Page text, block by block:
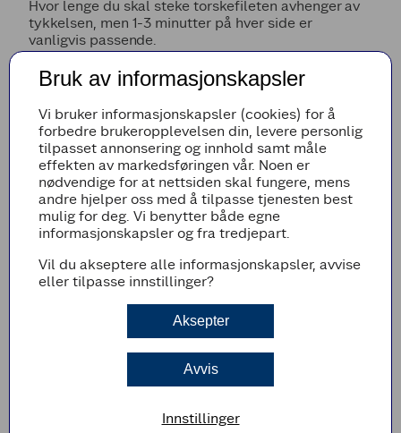
Hvor lenge du skal steke torskefileten avhenger av
tykkelsen, men 1-3 minutter på hver side er
vanligvis passende.
Salte før steking?
Noen mener at torsken blir fastere hvis den drysses
med mye salt og ligger med dette en stund – fra ti
minutter til en time - før den skylles, tørkes og
stekes.
– Jeg vil si at hvis du har en fersk og fin torskefilet,
salter du rett før du legger den i stekepannen. Du
trenger ikke trekke ut noe av den fine fuktigheten
som er i en slik filet,
mener kjøkkensjefen.
Hva skal du så servere til torsken din?
Det aller enkleste er faktisk å servere med en klatt
rømme eller kesam naturell. Ønsker du å gjøre litt
mer ut av det, har Lerøy Seafood og godfisk.no flere
Lag en urte-rømme:Klipp masse dill, gressløk
Bruk av informasjonskapsler
Vi bruker informasjonskapsler (cookies) for å
forbedre brukeropplevelsen din, levere personlig
tilpasset annonsering og innhold samt måle
effekten av markedsføringen vår. Noen er
nødvendige for at nettsiden skal fungere, mens
andre hjelper oss med å tilpasse tjenesten best
mulig for deg. Vi benytter både egne
informasjonskapsler og fra tredjepart.
Vil du akseptere alle informasjonskapsler, avvise
eller tilpasse innstillinger?
Aksepter
Avvis
Innstillinger